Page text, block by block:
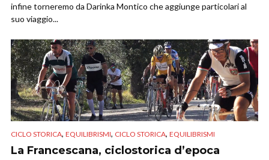
infine torneremo da Darinka Montico che aggiunge particolari al
suo viaggio...
CICLO STORICA, EQUILIBRISMI, CICLO STORICA, EQUILIBRISMI
La Francescana, ciclostorica d’epoca